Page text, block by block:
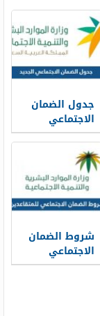
جدول الضمان
الاجتماعي
الجديد 1448
شروط الضمان
الاجتماعي
للمتقاعدين 1448